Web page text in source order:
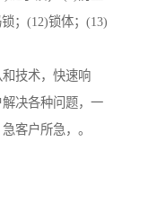
；(12)锁体；(13)
技术，快速响
决各种问题，一
客户所急，。